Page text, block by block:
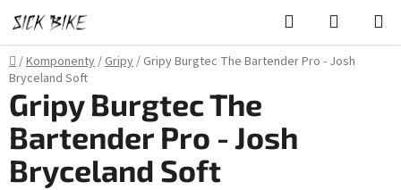
na
obsah
Hledat
KOŠÍK
Domů
/Komponenty/Gripy/ Gripy Burgtec The Bartender Pro - Josh
Bryceland Soft
Gripy Burgtec The
Bartender Pro - Josh
Bryceland Soft